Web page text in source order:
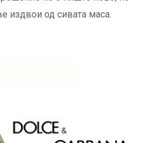
издвои од сивата маса.